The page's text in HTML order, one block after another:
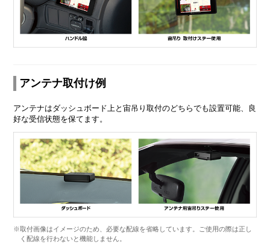
アンテナ取付け例
アンテナはダッシュボード上と宙吊り取付のどちらでも設置可能、良
好な受信状態を保てます。
※取付画像はイメージのため、必要な配線を省略しています。ご使用の際は正し
く配線を行わないと機能しません。